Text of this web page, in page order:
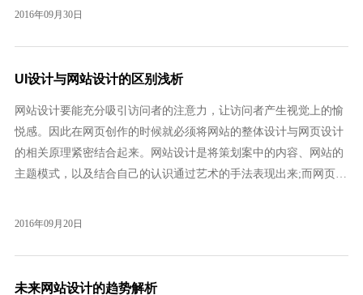
2016年09月30日
UI设计与网站设计的区别浅析
网站设计要能充分吸引访问者的注意力，让访问者产生视觉上的愉
悦感。因此在网页创作的时候就必须将网站的整体设计与网页设计
的相关原理紧密结合起来。网站设计是将策划案中的内容、网站的
主题模式，以及结合自己的认识通过艺术的手法表现出来;而网页制
html(标准通用标记语言下的一个应用)将其制作成网页格式。 UI即
操作逻辑、界面美观的整体设计。好的UI设计不仅是让软件变得有
个性有品位，还要让软件的操作变得舒
2016年09月20日
未来网站设计的趋势解析